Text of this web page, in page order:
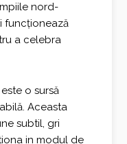
nord-
funcționează
a celebra
o sursă
Aceasta
subtil, gri
in modul de